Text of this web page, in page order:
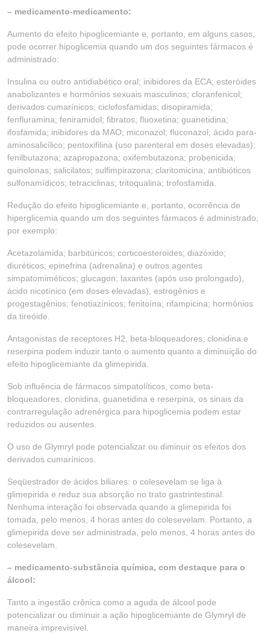
– medicamento-medicamento:
Aumento do efeito hipoglicemiante e, portanto, em alguns casos,
pode ocorrer hipoglicemia quando um dos seguintes fármacos é
administrado:
Insulina ou outro antidiabético oral; inibidores da ECA; esteróides
anabolizantes e hormônios sexuais masculinos; cloranfenicol;
derivados cumarínicos; ciclofosfamidas; disopiramida;
fenfluramina; feniramidol; fibratos; fluoxetina; guanetidina;
ifosfamida; inibidores da MAO; miconazol; fluconazol; ácido para-
aminosalicílico; pentoxifilina (uso parenteral em doses elevadas);
fenilbutazona; azapropazona; oxifembutazona; probenicida;
quinolonas; salicilatos; sulfimpirazona; claritomicina; antibióticos
sulfonamídicos; tetraciclinas; tritoqualina; trofosfamida.
Redução do efeito hipoglicemiante e, portanto, ocorrência de
hiperglicemia quando um dos seguintes fármacos é administrado,
por exemplo:
Acetazolamida; barbitúricos; corticoesteroides; diazóxido;
diuréticos; epinefrina (adrenalina) e outros agentes
simpatomiméticos; glucagon; laxantes (após uso prolongado),
ácido nicotínico (em doses elevadas), estrogênios e
progestagênios; fenotiazínicos; fenitoína; rifampicina; hormônios
da tireóide.
Antagonistas de receptores H2, beta-bloqueadores, clonidina e
reserpina podem induzir tanto o aumento quanto a diminuição do
efeito hipoglicemiante da glimepirida.
Sob influência de fármacos simpatolíticos, como beta-
bloqueadores, clonidina, guanetidina e reserpina, os sinais da
contrarregulação adrenérgica para hipoglicemia podem estar
reduzidos ou ausentes.
O uso de Glymryl pode potencializar ou diminuir os efeitos dos
derivados cumarínicos.
Seqüestrador de ácidos biliares: o colesevelam se liga à
glimepirida e reduz sua absorção no trato gastrintestinal.
Nenhuma interação foi observada quando a glimepirida foi
tomada, pelo menos, 4 horas antes do colesevelam. Portanto, a
glimepirida deve ser administrada, pelo menos, 4 horas antes do
colesevelam.
– medicamento-substância química, com destaque para o
álcool:
Tanto a ingestão crônica como a aguda de álcool pode
potencializar ou diminuir a ação hipoglicemiante de Glymryl de
maneira imprevisível.